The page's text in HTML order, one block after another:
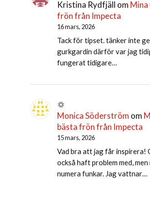
Kristina Rydfjäll om
frön från Impecta
16 mars, 2026
Tack för tipset. tänker inte
gurkgardin därför var jag
fungerat tidigare…
Monica Söderström om
bästa frön från Impecta
15 mars, 2026
Vad bra att jag får inspirera!
också haft problem med, men
numera funkar. Jag vattnar…